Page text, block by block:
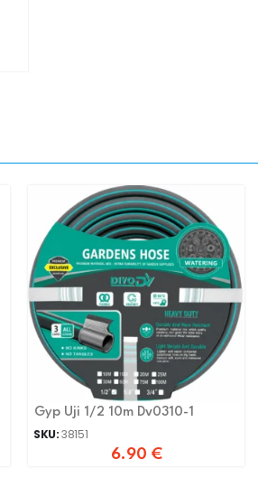
Gyp Uji 1/2 10m Dv0310-1
SKU:38151
6.90 €